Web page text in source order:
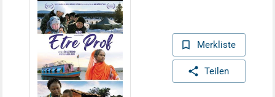
Merkliste
Teilen